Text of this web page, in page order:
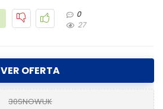
0
27
VER OFERTA
30SNOWUK